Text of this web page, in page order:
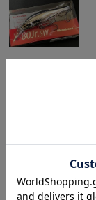
NEW